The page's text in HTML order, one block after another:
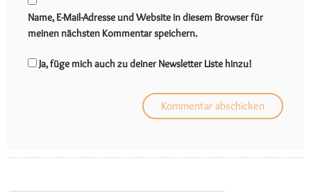
Name, E-Mail-Adresse und Website in diesem Browser für
meinen nächsten Kommentar speichern.
Ja, füge mich auch zu deiner Newsletter Liste hinzu!